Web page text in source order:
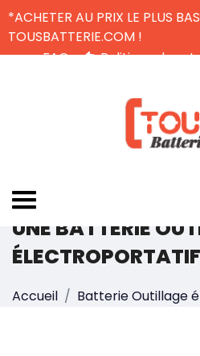
*ACHETER AU PRIX LE PLUS
TOUSBATTERIE.COM !
FAQ
Politique de
UNE BATTERIE
Accueil Batterie Outillage